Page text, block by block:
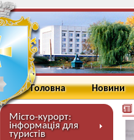
Головна Новини
Місто-курорт:
інформація для
туристів